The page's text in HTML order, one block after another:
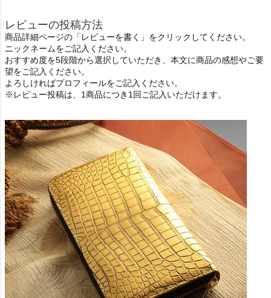
レビューの投稿方法
商品詳細ページの「レビューを書く」をクリックしてください。
ニックネームをご記入ください。
おすすめ度を5段階から選択していただき、本文に商品の感想やご要
望をご記入ください。
よろしければプロフィールをご記入ください。
※レビュー投稿は、1商品につき1回ご記入いただけます。